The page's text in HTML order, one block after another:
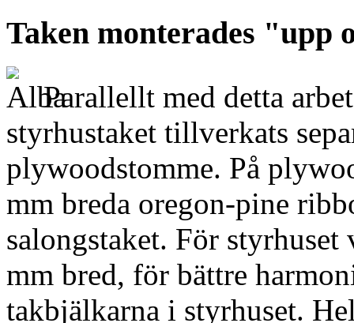
Taken monterades "upp
Parallellt med detta
styrhustaket tillverkats
plywoodstomme. På
mm breda oregon-pine
salongstaket. För styrhuset
mm bred, för bättre
takbjälkarna i styrhuset.